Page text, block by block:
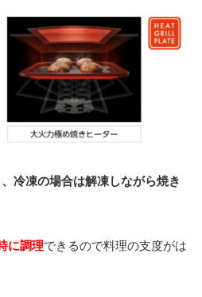
冷凍の場合は解凍しながら焼き
に調理できるので料理の支度がは